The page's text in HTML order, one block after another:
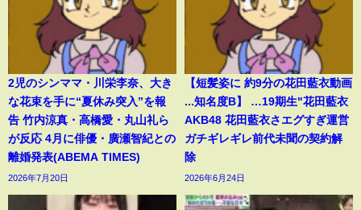
2児のシンママ・川栄李奈、大き
な花束を手に“夏休み突入”を報
告 竹内涼真・高橋愛・丸山礼ら
が反応 4月に俳優・廣瀬智紀との
離婚発表(ABEMA TIMES)
2026年7月20日
【短髪姿に 約9分の花田藍衣動画
...知名度B】 …19期生"花田藍衣
AKB48 花田藍衣さエグすぎ運営
ガチギレギレ前代未聞の契約解
除
2026年6月24日